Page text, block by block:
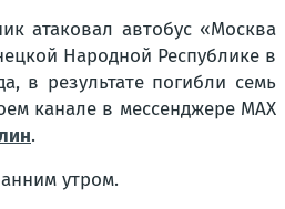
атаковал автобус «Москва
Народной Республике в
в результате погибли семь
канале в мессенджере MAX
.
утром.